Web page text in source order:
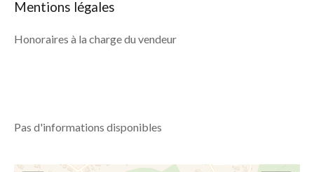
Mentions légales
Honoraires à la charge du vendeur
Pas d'informations disponibles